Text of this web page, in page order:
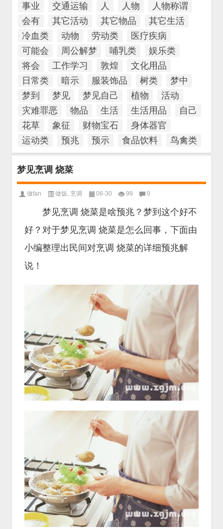
事业 交通运输 人 人物
人物称谓
会有
其它活动 其它物品
其它生活
冷血类
动物 劳动类
医疗疾病
可能会
周公解梦 哺乳类
娱乐类
将会
工作学习 敦煌
文化用品
日常类
暗示 服装饰品 树类
梦中
梦到
梦见 梦见自己 植物
活动
灾难罪恶
物品 生活 生活用品
自己
花草
象征 财物宝石
身体器官
运动类
预兆 预示 食品饮料 鸟禽类
梦见烹调 烧菜
做fan 做饭, 烹调 06-30 99 0
梦见烹调 烧菜是啥预兆？梦到这个好不
好？对于梦见烹调 烧菜是怎么回事，下面由
小编整理出民间对烹调 烧菜的详细预兆解
说！